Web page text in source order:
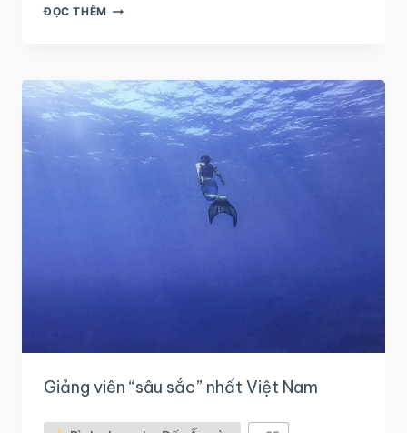
ĐỌC THÊMBÙI
AMSER
CHUYỂN
ĐỔI
BẢN
LĨNH
Giảng viên “sâu sắc” nhất Việt Nam